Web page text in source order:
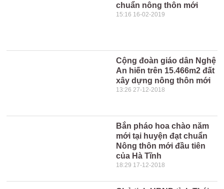
chuẩn nông thôn mới
15:16 16-02-2019
Cộng đoàn giáo dân Nghệ
An hiến trên 15.466m2 đất
xây dựng nông thôn mới
13:26 27-12-2018
Bắn pháo hoa chào năm
mới tại huyện đạt chuẩn
Nông thôn mới đầu tiên
của Hà Tĩnh
18:29 17-12-2018